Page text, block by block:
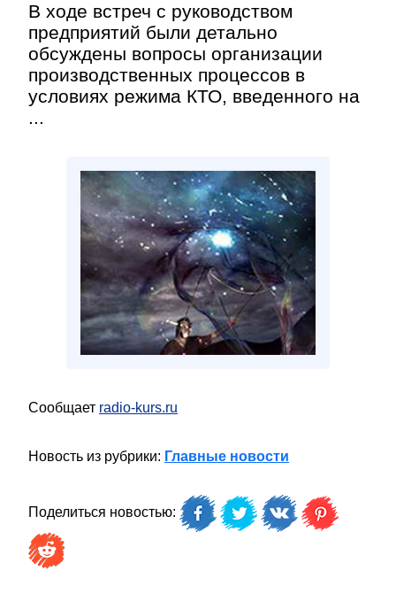
В ходе встреч с руководством
предприятий были детально
обсуждены вопросы организации
производственных процессов в
условиях режима КТО, введенного на
...
Сообщает radio-kurs.ru
Новость из рубрики: Главные новости
Поделиться новостью: